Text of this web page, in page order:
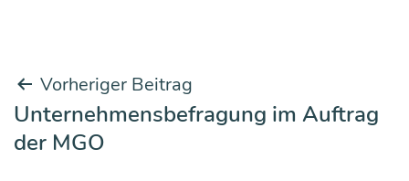
Beitrags-
Navigation
Vorheriger Beitrag
Unternehmensbefragung im Auftrag
der MGO